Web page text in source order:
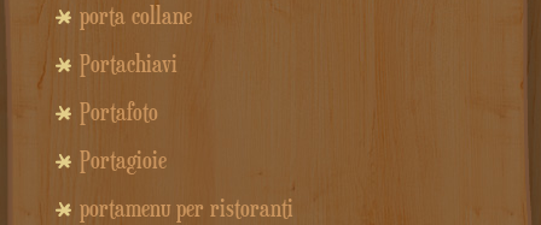
porta collane
Portachiavi
Portafoto
Portagioie
portamenu per ristoranti